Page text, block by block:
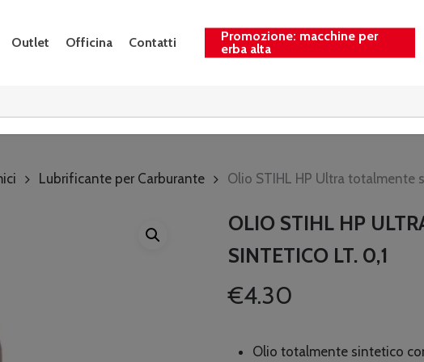
Outlet Officina Contatti
Promozione: macchine per
erba alta
Lubrificante per Carburante Olio STIHL HP Ultra totalmente
OLIO STIHL HP
SINTETICO LT. 0,1
€4.30
Olio totalmente sintetico